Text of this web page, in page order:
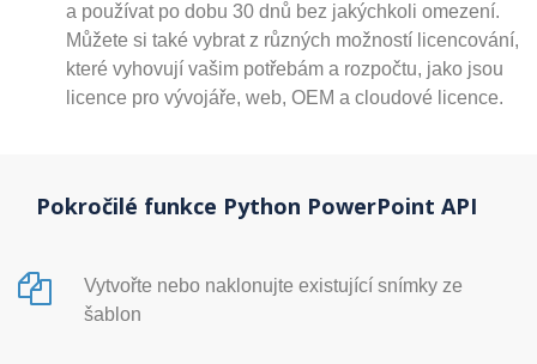
a používat po dobu 30 dnů bez jakýchkoli omezení.
Můžete si také vybrat z různých možností licencování,
které vyhovují vašim potřebám a rozpočtu, jako jsou
licence pro vývojáře, web, OEM a cloudové licence.
Pokročilé funkce Python PowerPoint API
Vytvořte nebo naklonujte existující snímky ze
šablon